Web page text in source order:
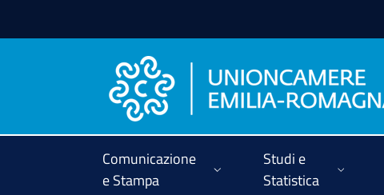
Comunicazione
e Stampa
Studi e
Statistica